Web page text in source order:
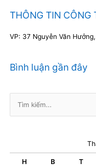
THÔNG TIN CÔNG
VP: 37 Nguyễn Văn
Bình luận gần đây
kiếm:
H B T